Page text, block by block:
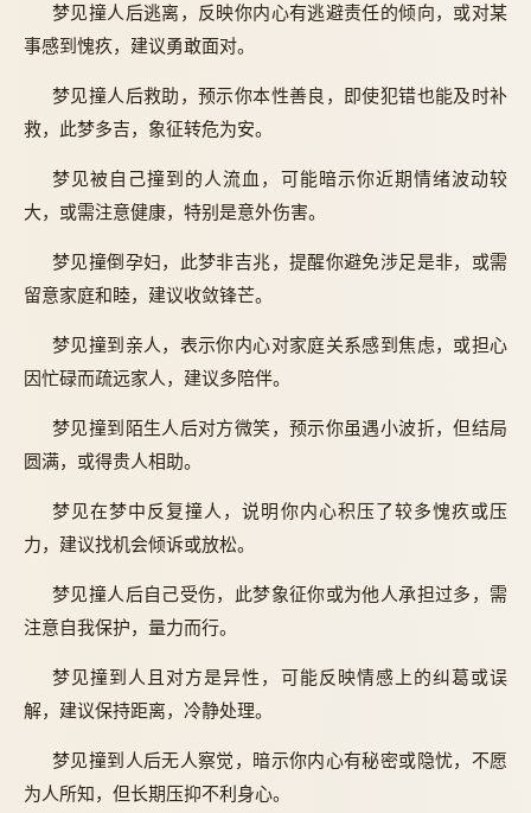
梦见撞人后逃离，反映你内心有逃避责任的倾向，或对某
事感到愧疚，建议勇敢面对。
梦见撞人后救助，预示你本性善良，即使犯错也能及时补
救，此梦多吉，象征转危为安。
梦见被自己撞到的人流血，可能暗示你近期情绪波动较
大，或需注意健康，特别是意外伤害。
梦见撞倒孕妇，此梦非吉兆，提醒你避免涉足是非，或需
留意家庭和睦，建议收敛锋芒。
梦见撞到亲人，表示你内心对家庭关系感到焦虑，或担心
因忙碌而疏远家人，建议多陪伴。
梦见撞到陌生人后对方微笑，预示你虽遇小波折，但结局
圆满，或得贵人相助。
梦见在梦中反复撞人，说明你内心积压了较多愧疚或压
力，建议找机会倾诉或放松。
梦见撞人后自己受伤，此梦象征你或为他人承担过多，需
注意自我保护，量力而行。
梦见撞到人且对方是异性，可能反映情感上的纠葛或误
解，建议保持距离，冷静处理。
梦见撞到人后无人察觉，暗示你内心有秘密或隐忧，不愿
为人所知，但长期压抑不利身心。